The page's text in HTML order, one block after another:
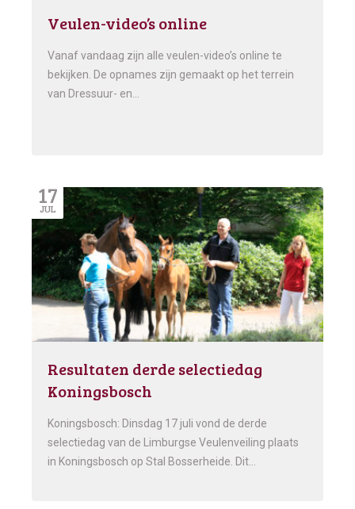
Veulen-video’s online
Vanaf vandaag zijn alle veulen-video’s online te
bekijken. De opnames zijn gemaakt op het terrein
van Dressuur- en…
17
JUL
Resultaten derde selectiedag
Koningsbosch
Koningsbosch: Dinsdag 17 juli vond de derde
selectiedag van de Limburgse Veulenveiling plaats
in Koningsbosch op Stal Bosserheide. Dit…